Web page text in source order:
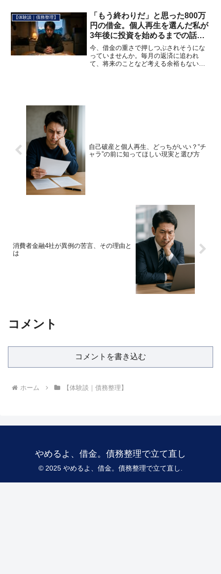
資で多重債務に陥った人が複数いまし
た。共通していたのは「...
【体験談｜債務整理】
「もう終わりだ」と思った800万
円の借金。個人再生を選んだ私が
3年後に投資を始めるまでの話
【実体験】
今、借金の重さで押しつぶされそうにな
っていませんか。毎月の返済に追われ
て、将来のことなど考える余裕もない。
自己破産と個人再生、どっちがいい？“チ
ャラ”の前に知ってほしい現実と選び方
消費者金融4社が異例の苦言、その理由と
は
コメント
コメントを書き込む
ホーム 【体験談｜債務整理】
やめるよ、借金。債務整理で立て直し
© 2025 やめるよ、借金。債務整理で立て直し.